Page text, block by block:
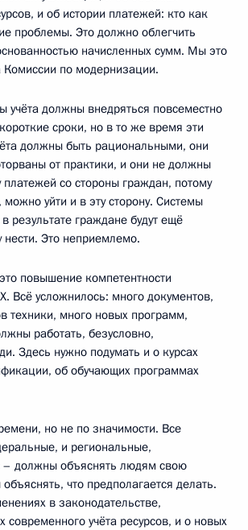
и об истории платежей: кто как
проблемы. Это должно облегчить
начисленных сумм. Мы это
по модернизации.
учёта должны внедряться повсеместно
сроки, но в то же время эти
должны быть рациональными, они
от практики, и они не должны
платежей со стороны граждан, потому
уйти и в эту сторону. Системы
результате граждане будут ещё
нести. Это неприемлемо.
повышение компетентности
Всё усложнилось: много документов,
техники, много новых программ,
работать, безусловно,
Здесь нужно подумать и о курсах
об обучающих программах
но не по значимости. Все
и региональные,
– должны объяснять людям свою
что предполагается делать.
в законодательстве,
современного учёта ресурсов, и о новых